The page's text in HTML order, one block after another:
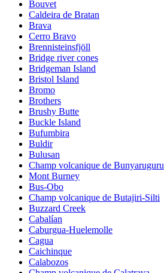
Bouvet
Caldeira de Bratan
Brava
Cerro Bravo
Brennisteinsfjöll
Bridge river cones
Bridgeman Island
Bristol Island
Bromo
Brothers
Brushy Butte
Buckle Island
Bufumbira
Buldir
Bulusan
Champ volcanique de Bunyaruguru
Mont Burney
Bus-Obo
Champ volcanique de Butajiri-Silti
Buzzard Creek
Cabalían
Caburgua-Huelemolle
Cagua
Caichinque
Calabozos